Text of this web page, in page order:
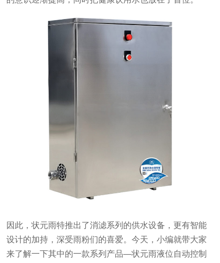
因此，状元雨特推出了消滤系列的供水设备，更有智能
设计的加持，深受雨粉们的喜爱。今天，小编就带大家
来了解一下其中的一款系列产品—状元雨液位自动控制